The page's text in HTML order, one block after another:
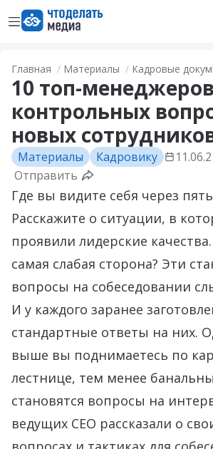
Открыть менюПерейти на главную страницу
Главная Материалы Кадровые
10 топ-
контрольных
новых
Материалы Кадровику
Отправить
Где вы видите себя через
Расскажите о ситуации, в
проявили лидерские
самая слабая сторона? Эти
вопросы на собеседовании
И у каждого заранее
стандартные ответы на них.
выше вы поднимаетесь по
лестнице, тем менее
становятся вопросы на
ведущих CEO рассказали о